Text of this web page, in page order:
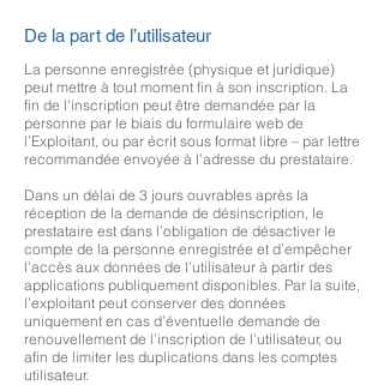
De la part de l’utilisateur
La personne enregistrée (physique et juridique)
peut mettre à tout moment fin à son inscription. La
fin de l’inscription peut être demandée par la
personne par le biais du formulaire web de
l’Exploitant, ou par écrit sous format libre – par lettre
recommandée envoyée à l’adresse du prestataire.
Dans un délai de 3 jours ouvrables après la
réception de la demande de désinscription, le
prestataire est dans l’obligation de désactiver le
compte de la personne enregistrée et d’empêcher
l’accès aux données de l’utilisateur à partir des
applications publiquement disponibles. Par la suite,
l’exploitant peut conserver des données
uniquement en cas d’éventuelle demande de
renouvellement de l’inscription de l’utilisateur, ou
afin de limiter les duplications dans les comptes
utilisateur.